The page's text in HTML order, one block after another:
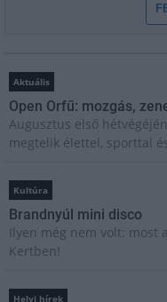
Aktuális
Open Orfű: mozgás,
Augusztus első
megtelik élettel, sporttal
Kultúra
Brandnyúl mini disco
Ilyen még nem volt: most
Kertben!
Helyi hírek